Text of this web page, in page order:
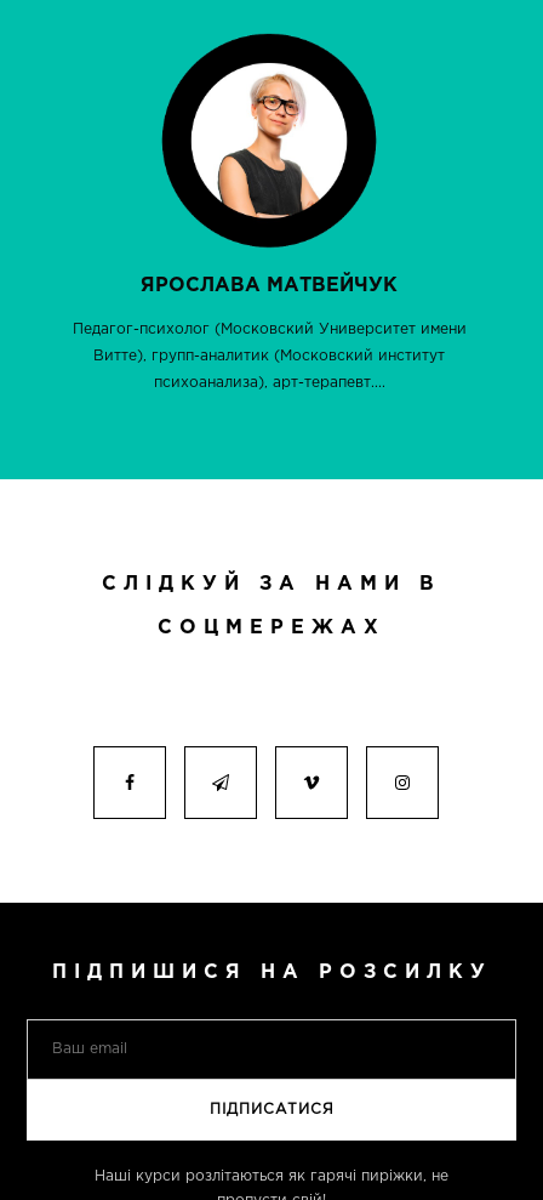
ЯРОСЛАВА МАТВЕЙЧУК
Педагог-психолог (Московский Университет имени
Витте), групп-аналитик (Московский институт
психоанализа), арт-терапевт....
СЛІДКУЙ ЗА НАМИ В
СОЦМЕРЕЖАХ
ПІДПИШИСЯ НА РОЗСИЛКУ
Наші курси розлітаються як гарячі пиріжки, не